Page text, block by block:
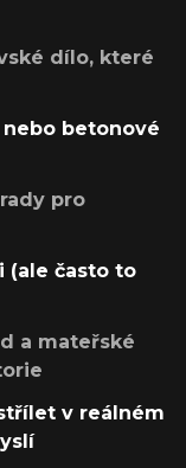
dílo, které
betonové
pro
(ale často to
a mateřské
v reálném